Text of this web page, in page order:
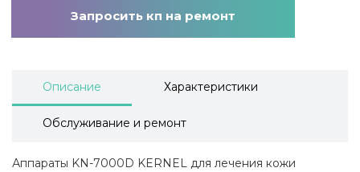
Запросить кп на ремонт
Описание Характеристики
Обслуживание и ремонт
Аппараты KN-7000D KERNEL для лечения кожи